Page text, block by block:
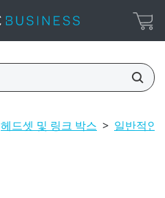
헤드셋 및 링크 박스 > 일반적인